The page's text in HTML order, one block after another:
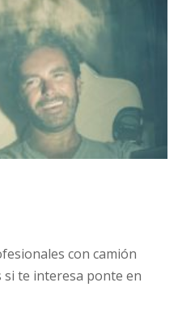
con camión
te interesa ponte en